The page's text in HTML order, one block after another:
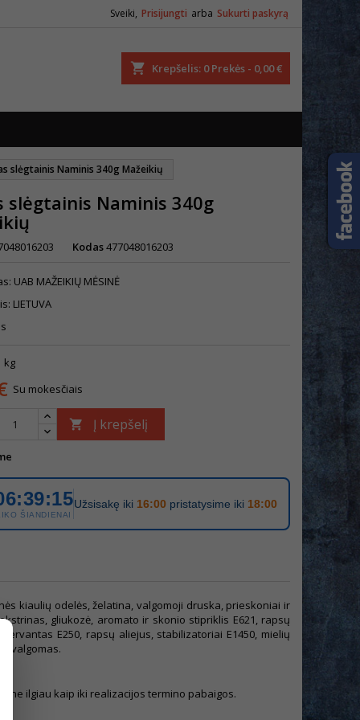
Sveiki, Prisijungti arba Sukurti paskyrą
Krepšelis 0 Prekės - 0,00 €
slėgtainis Naminis 340g Mažeikių
slėgtainis Naminis 340g
Kodas477048016203
UAB MAŽEIKIŲ MĖSINĖ
LIETUVA
kg
Su mokesčiais
 Į krepšelį
ŠIANDIENAI
Užsisakę iki 16:00 pristatysime iki 18:00
kiaulių odelės, želatina, valgomoji druska, prieskoniai ir
gliukozė, aromato ir skonio stipriklis E621, rapsų
E250, rapsų aliejus, stabilizatoriai E1450, mielių
ne ilgiau kaip iki realizacijos termino pabaigos.